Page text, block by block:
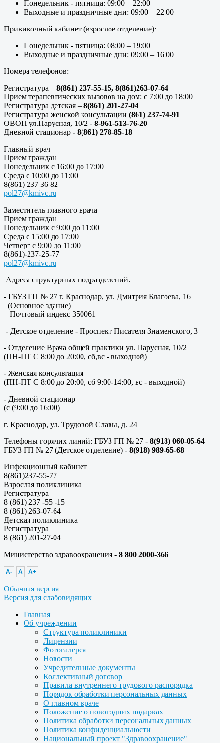
Понедельник - пятница: 09:00 – 22:00
Выходные и праздничные дни: 09:00 – 22:00
Прививочный кабинет (взрослое отделение):
Понедельник - пятница: 08:00 – 19:00
Выходные и праздничные дни: 09:00 – 16:00
Номера телефонов:
Регистратура – 8(861) 237-55-15, 8(861)263-07-64
Прием терапевтических вызовов на дом: с 7:00 до 18:00
Регистратура детская – 8(861) 201-27-04
Регистратура женской консультации (861) 237-74-91
ОВОП ул.Парусная, 10/2 - 8-961-513-76-20
Дневной стационар - 8(861) 278-85-18
Главный врач
Прием граждан
Понедельник с 16:00 до 17:00
Среда с 10:00 до 11:00
8(861) 237 36 82
pol27@kmivc.ru
Заместитель главного врача
Прием граждан
Понедельник с 9:00 до 11:00
Среда с 15:00 до 17:00
Четверг с 9:00 до 11:00
8(861)-237-25-77
pol27@kmivc.ru
Адреса структурных подразделений:
- ГБУЗ ГП № 27 г. Краснодар, ул. Дмитрия Благоева, 16
(Основное здание)
Почтовый индекс 350061
- Детское отделение - Проспект Писателя Знаменского, 3
- Отделение Врача общей практики ул. Парусная, 10/2
(ПН-ПТ С 8:00 до 20:00, сб,вс - выходной)
- Женская консультация
(ПН-ПТ С 8:00 до 20:00, сб 9:00-14:00, вс - выходной)
- Дневной стационар
(с (9:00 до 16:00)
г. Краснодар, ул. Трудовой Славы, д. 24
Телефоны горячих линий: ГБУЗ ГП № 27 - 8(918) 060-05-64
ГБУЗ ГП № 27 (Детское отделение) - 8(918) 989-65-68
Инфекционный кабинет
8(861)237-55-77
Взрослая поликлиника
Регистратура
8 (861) 237 -55 -15
8 (861) 263-07-64
Детская поликлиника
Регистратура
8 (861) 201-27-04
Министерство здравоохранения - 8 800 2000-366
A- A A+
Обычная версия
Версия для слабовидящих
Главная
Об учреждении
Структура поликлиники
Лицензии
Фотогалерея
Новости
Учредительные документы
Коллективный договор
Правила внутреннего трудового распорядка
Порядок обработки персональных данных
О главном враче
Положение о новогодних подарках
Политика обработки персональных данных
Политика конфиденциальности
Национальный проект "Здравоохранение"